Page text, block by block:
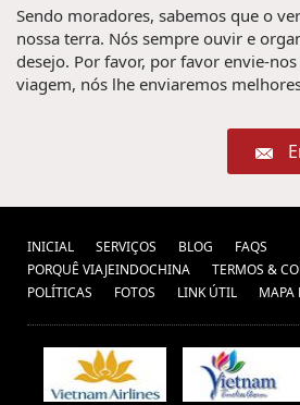
Sendo moradores, sabemos que o
nossa terra. Nós sempre ouvir e
desejo. Por favor, por favor envie-
viagem, nós lhe enviaremos
INICIAL SERVIÇOS BLOG
FAQS
PORQUÊ VIAJEINDOCHINA
TERMOS &
POLÍTICAS
FOTOS LINK ÚTIL MAPA